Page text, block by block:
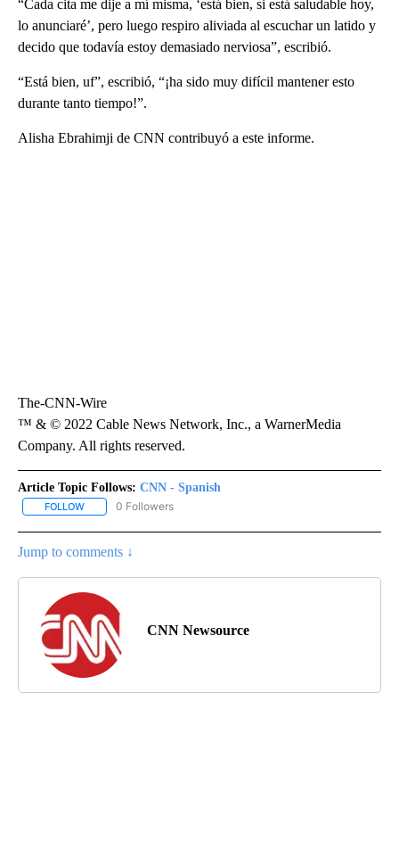
“Cada cita me dije a mí misma, ‘está bien, si está saludable hoy,
lo anunciaré’, pero luego respiro aliviada al escuchar un latido y
decido que todavía estoy demasiado nerviosa”, escribió.
“Está bien, uf”, escribió, “¡ha sido muy difícil mantener esto
durante tanto tiempo!”.
Alisha Ebrahimji de CNN contribuyó a este informe.
The-CNN-Wire
™ & © 2022 Cable News Network, Inc., a WarnerMedia
Company. All rights reserved.
Article Topic Follows: CNN - Spanish
FOLLOW FOLLOW "CNN - SPANISH" TO RECEIVE NOTIFICATIONS ABOUT
0 Followers
Jump to comments ↓
CNN Newsource